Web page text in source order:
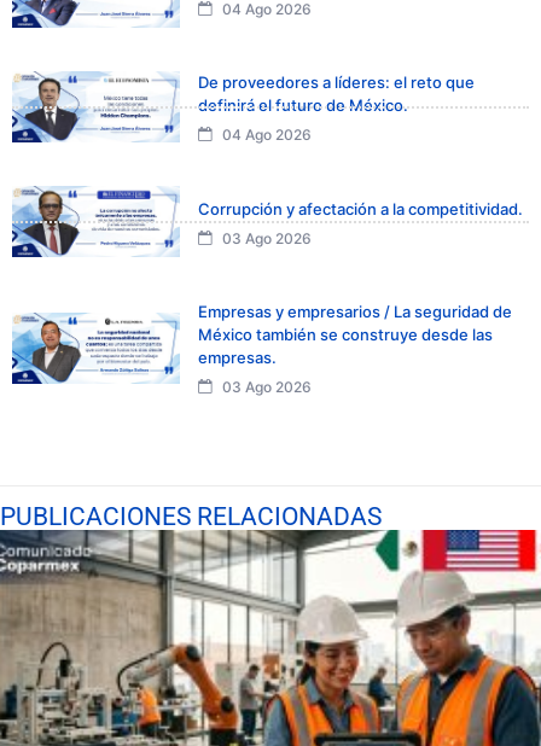
04 Ago 2026
De proveedores a líderes: el reto que
definirá el futuro de México.
04 Ago 2026
Corrupción y afectación a la competitividad.
03 Ago 2026
Empresas y empresarios / La seguridad de
México también se construye desde las
empresas.
03 Ago 2026
PUBLICACIONES RELACIONADAS